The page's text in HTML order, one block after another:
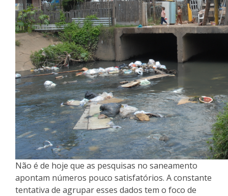
Não é de hoje que as pesquisas no saneamento
apontam números pouco satisfatórios. A constante
tentativa de agrupar esses dados tem o foco de